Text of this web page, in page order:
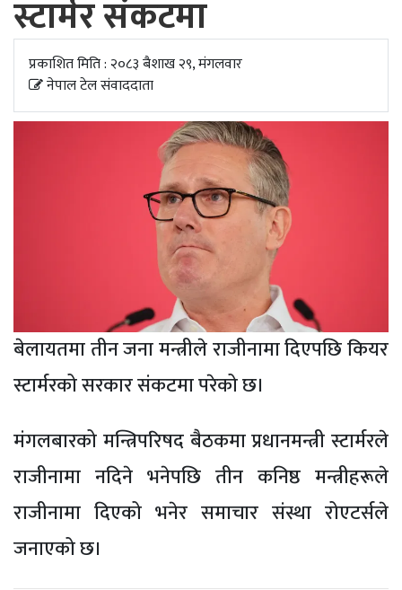
अपडेट
खेलकुद
स्वास्थ्य/
जिबनशैली
स्टार्मर संकटमा
प्रकाशित मिति : २०८३ बैशाख २९, मंगलवार
नेपाल टेल संवाददाता
बेलायतमा तीन जना मन्त्रीले राजीनामा दिएपछि कियर
स्टार्मरको सरकार संकटमा परेको छ।
मंगलबारको मन्त्रिपरिषद बैठकमा प्रधानमन्त्री स्टार्मरले
राजीनामा नदिने भनेपछि तीन कनिष्ठ मन्त्रीहरूले
राजीनामा दिएको भनेर समाचार संस्था रोएटर्सले
जनाएको छ।